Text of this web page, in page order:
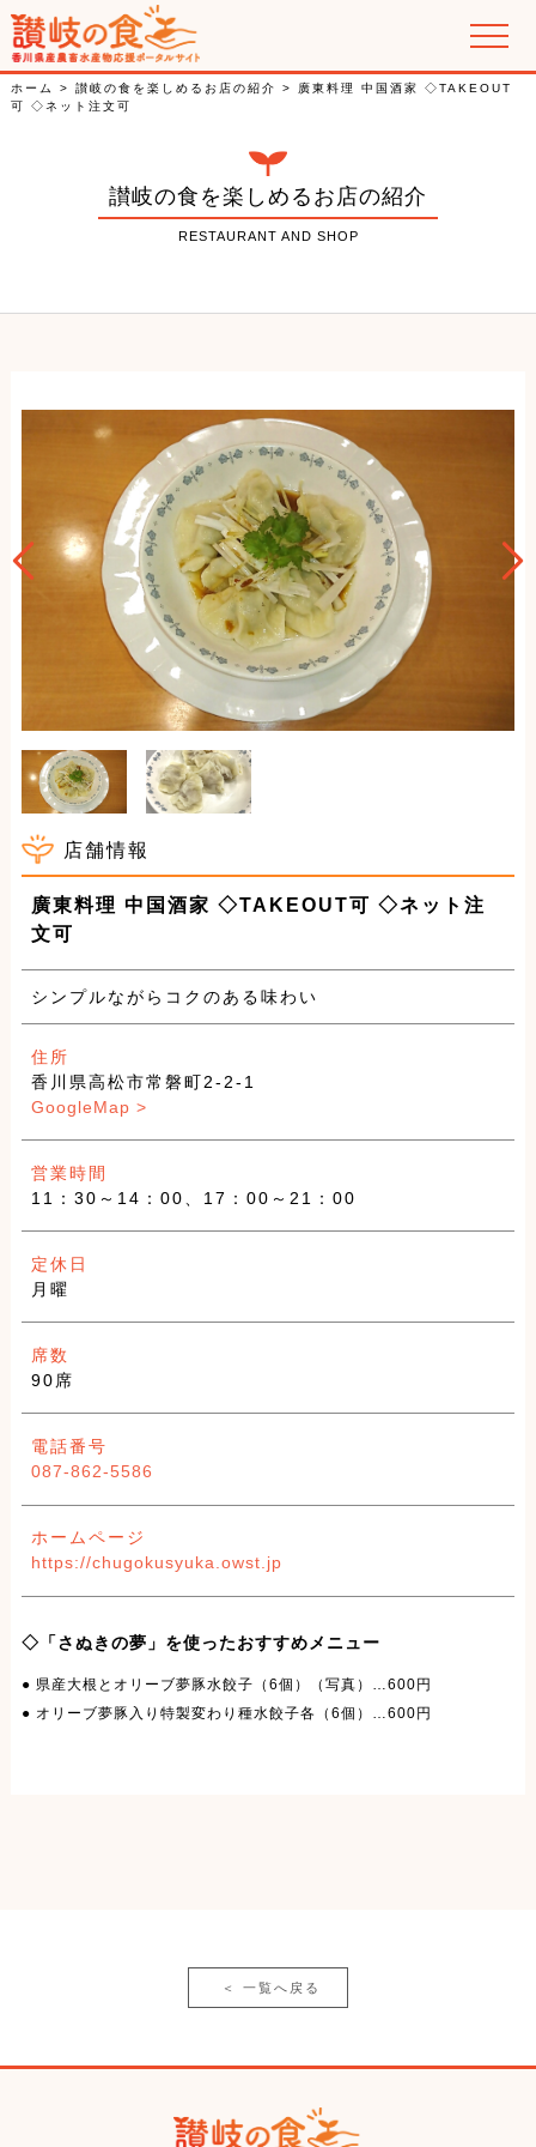
讃岐の郷土料理
特集
ホーム > 讃岐の食を楽しめるお店の紹介 > 廣東料理 中国酒家 ◇TAKEOUT
可 ◇ネット注文可
讃岐の食を楽しめるお店の紹介
RESTAURANT AND SHOP
店舗情報
廣東料理 中国酒家 ◇TAKEOUT可 ◇ネット注
文可
シンプルながらコクのある味わい
住所
香川県高松市常磐町2-2-1
GoogleMap >
営業時間
11：30～14：00、17：00～21：00
定休日
月曜
席数
90席
電話番号
087-862-5586
ホームページ
https://chugokusyuka.owst.jp
◇「さぬきの夢」を使ったおすすめメニュー
● 県産大根とオリーブ夢豚水餃子（6個）（写真）…600円
● オリーブ夢豚入り特製変わり種水餃子各（6個）…600円
＜ 一覧へ戻る